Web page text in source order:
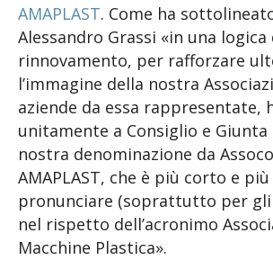
AMAPLAST. Come ha
Alessandro Grassi «in una logica
rinnovamento, per rafforzare
l’immagine della nostra
aziende da essa rappresentate,
unitamente a Consiglio e
nostra denominazione da
AMAPLAST, che è più corto e
pronunciare (soprattutto per
nel rispetto dell’acronimo
Macchine Plastica».